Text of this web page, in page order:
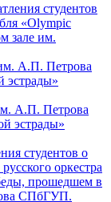
студентов
«Olympic
зале им.
А.П. Петрова
эстрады»